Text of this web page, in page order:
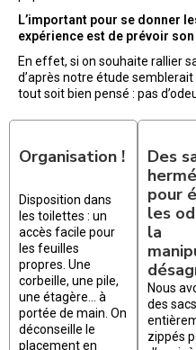
L’important pour se donner
expérience est de prévoir
En effet, si on souhaite rallier
d’après notre étude
tout soit bien pensé : pas
Organisation !
Disposition dans
les toilettes : un
accès facile pour
les feuilles
propres. Une
corbeille, une pile,
une étagère… à
portée de main. On
déconseille le
placement en
Des
pour
les
la
Nous
des sacs
zippés